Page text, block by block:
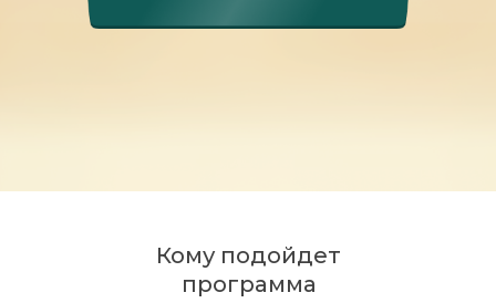
Кому подойдет
программа